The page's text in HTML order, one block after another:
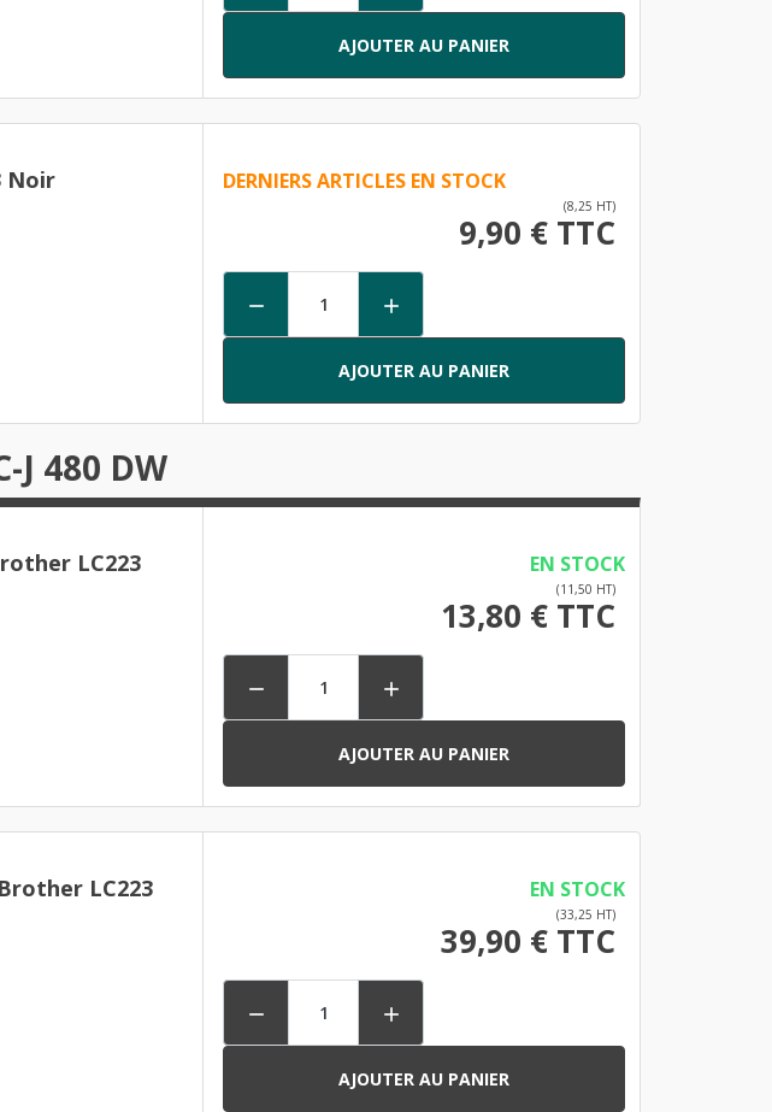
AJOUTER AU PANIER
Noir DERNIERS ARTICLES EN STOCK
(8,25 HT)
9,90 € TTC
 
AJOUTER AU PANIER
480 DW
LC223
EN STOCK
(11,50 HT)
13,80 € TTC
 
AJOUTER AU PANIER
LC223
EN STOCK
(33,25 HT)
39,90 € TTC
 
AJOUTER AU PANIER